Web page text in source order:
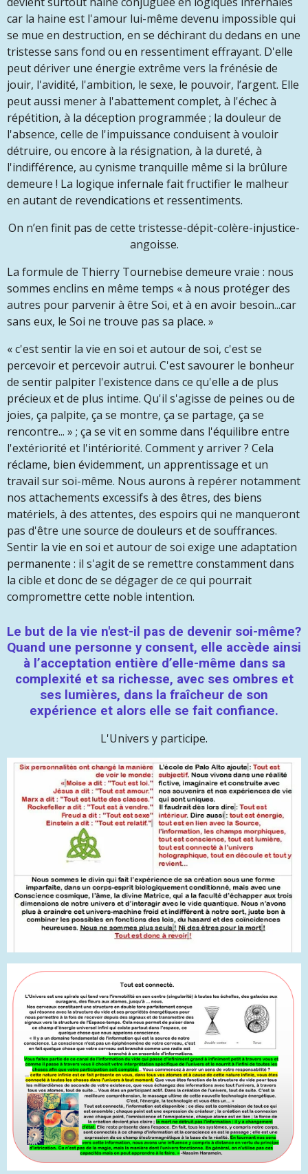
car la haine est l'amour lui-même devenu impossible qui
se mue en destruction, en se déchirant du dedans en une
tristesse sans fond ou en ressentiment effrayant. D'elle
peut dériver une énergie extrême vers la frénésie de
jouir, l'avidité, l'ambition, le sexe, le pouvoir, l’argent. Elle
peut aussi mener à l'abattement complet, à l'échec à
répétition, à la déception programmée ; la douleur de
l'absence, celle de l'impuissance conduisent à vouloir
détruire, ou encore à la résignation, à la dureté, à
l'indifférence, au cynisme tranquille même si la brûlure
demeure ! La logique infernale fait fructifier le malheur
en autant de revendications et ressentiments.
On n’en finit pas de cette tristesse-dépit-colère-injustice-
angoisse.
La formule de Thierry Tournebise demeure vraie : nous
sommes enclins en même temps «à nous protéger des
autres pour parvenir à être Soi, et à en avoir besoin...car
sans eux, le Soi ne trouve pas sa place. »
«c'est sentir la vie en soi et autour de soi, c'est se
percevoir et percevoir autrui. C'est savourer le bonheur
de sentir palpiter l'existence dans ce qu'elle a de plus
précieux et de plus intime. Qu'il s'agisse de peines ou de
joies, ça palpite, ça se montre, ça se partage, ça se
rencontre... » ; ça se vit en somme dans l'équilibre entre
l'extériorité et l'intériorité. Comment y arriver ? Cela
réclame, bien évidemment, un apprentissage et un
travail sur soi-même. Nous aurons à repérer notamment
nos attachements excessifs à des êtres, des biens
matériels, à des attentes, des espoirs qui ne manqueront
pas d'être une source de douleurs et de souffrances.
Sentir la vie en soi et autour de soi exige une adaptation
permanente : il s'agit de se remettre constamment dans
la cible et donc de se dégager de ce qui pourrait
compromettre cette noble intention.
Le but de la vie n'est-il pas de devenir soi-même?
Quand une personne y consent, elle accède ainsi
à l’acceptation entière d’elle-même dans sa
complexité et sa richesse, avec ses ombres et
ses lumières, dans la fraîcheur de son
expérience et alors elle se fait confiance.
L'Univers y participe.